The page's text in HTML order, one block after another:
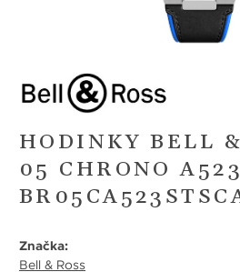
HODINKY BELL
05 CHRONO A523
Značka:
Bell & Ross